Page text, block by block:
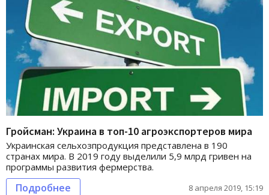
Гройсман: Украина в топ-10 агроэкспортеров мира
Украинская сельхозпродукция представлена в 190
странах мира. В 2019 году выделили 5,9 млрд гривен на
программы развития фермерства.
Подробнее 8 апреля 2019, 15:19